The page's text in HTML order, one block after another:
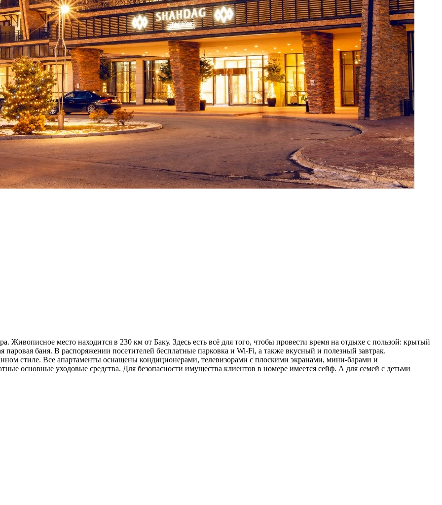
Живописное место находится в 230 км от Баку. Здесь есть всё для того, чтобы провести время на отдыхе с пользой: крытый
паровая баня. В распоряжении посетителей бесплатные парковка и Wi-Fi, а также вкусный и полезный завтрак.
стиле. Все апартаменты оснащены кондиционерами, телевизорами с плоскими экранами, мини-барами и
основные уходовые средства. Для безопасности имущества клиентов в номере имеется сейф. А для семей с детьми